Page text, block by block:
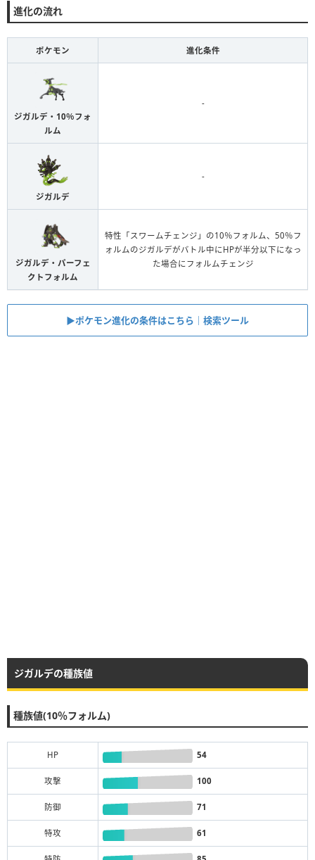
進化の流れ
ポケモン 進化条件
ジガルデ・10％フォ
ルム
-
ジガルデ
-
ジガルデ・パーフェ
クトフォルム
特性「スワームチェンジ」の10％フォルム、50％フ
ォルムのジガルデがバトル中にHPが半分以下になっ
た場合にフォルムチェンジ
▶︎ポケモン進化の条件はこちら｜検索ツール
ジガルデの種族値
種族値(10％フォルム)
HP 54
攻撃 100
防御 71
特攻 61